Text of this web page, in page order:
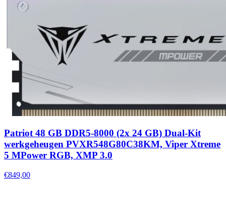
Patriot 48 GB DDR5-8000 (2x 24 GB) Dual-Kit
werkgeheugen PVXR548G80C38KM, Viper Xtreme
5 MPower RGB, XMP 3.0
€849,00